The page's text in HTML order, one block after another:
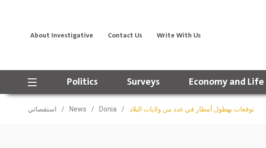
About Investigative Contact Us Write With Us
Politics Surveys Economy and Life
استقصائي / News / Donia / توقعات بهطول أمطار في عدد من ولايات البلاد